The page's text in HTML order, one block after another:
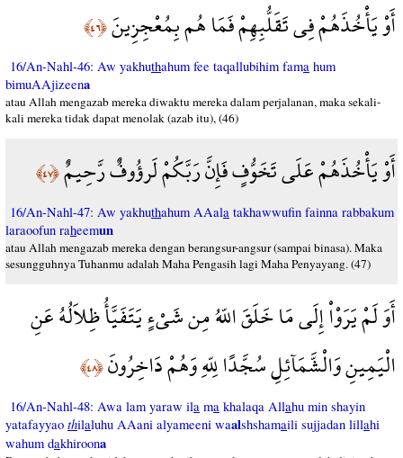
أَوْ يَأْخُذَهُمْ فِي تَقَلُّبِهِمْ فَمَا هُم بِمُعْجِزِينَ﴿٤٦﴾
16/An-Nahl-46: Aw yakhuthahum fee taqallubihim fama hum
bimuAAjizeena
atau Allah mengazab mereka diwaktu mereka dalam perjalanan, maka sekali-
kali mereka tidak dapat menolak (azab itu), (46)
أَوْ يَأْخُذَهُمْ عَلَى تَخَوُّفٍ فَإِنَّ رَبَّكُمْ لَرؤُوفٌ رَّحِيمٌ﴿٤٧﴾
16/An-Nahl-47: Aw yakhuthahum AAala takhawwufin fainna rabbakum
laraoofun raheemun
atau Allah mengazab mereka dengan berangsur-angsur (sampai binasa). Maka
sesungguhnya Tuhanmu adalah Maha Pengasih lagi Maha Penyayang. (47)
أَوَ لَمْ يَرَوْاْ إِلَى مَا خَلَقَ اللّهُ مِن شَيْءٍ يَتَفَيَّأُ ظِلاَلُهُ عَنِ
الْيَمِينِ وَالْشَّمَآئِلِ سُجَّدًا لِلّهِ وَهُمْ دَاخِرُونَ﴿٤٨﴾
16/An-Nahl-48: Awa lam yaraw ila ma khalaqa Allahu min shayin
yatafayyao thilaluhu AAani alyameeni waalshshamaili sujjadan lillahi
wahum dakhiroona